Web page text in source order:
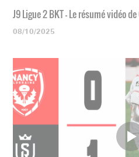
J9 Ligue 2 BKT - Le résumé vidéo
08/10/2025